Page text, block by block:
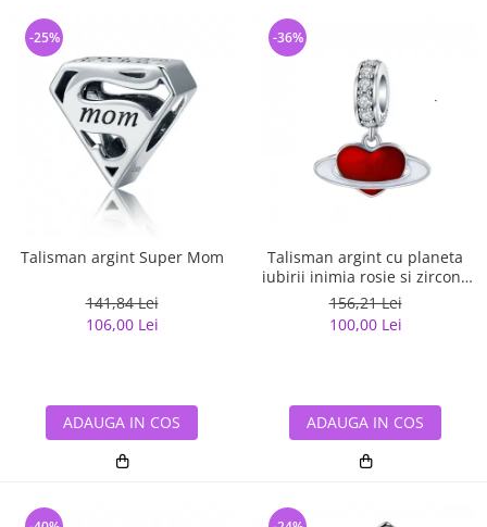
Talisman argint Super Mom
141,84 Lei
106,00 Lei
-25%
ADAUGA IN COS
Talisman argint cu planeta
iubirii inimia rosie si zirconii
albe
156,21 Lei
100,00 Lei
-36%
ADAUGA IN COS